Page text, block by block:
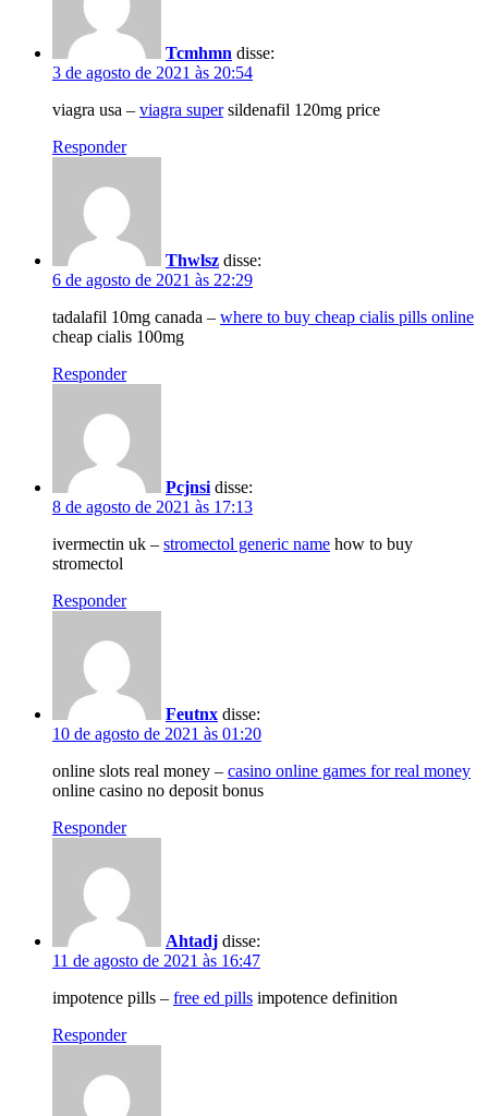
Tcmhmn disse:
3 de agosto de 2021 às 20:54
viagra usa – viagra supersildenafil 120mg price
Responder
Thwlsz disse:
6 de agosto de 2021 às 22:29
tadalafil 10mg canada – where to buy cheap cialis pills online
cheap cialis 100mg
Responder
Pcjnsi disse:
8 de agosto de 2021 às 17:13
ivermectin uk – stromectol generic name how to buy
stromectol
Responder
Feutnx disse:
10 de agosto de 2021 às 01:20
online slots real money – casino online games for real money
online casino no deposit bonus
Responder
Ahtadj disse:
11 de agosto de 2021 às 16:47
impotence pills – free ed pills impotence definition
Responder